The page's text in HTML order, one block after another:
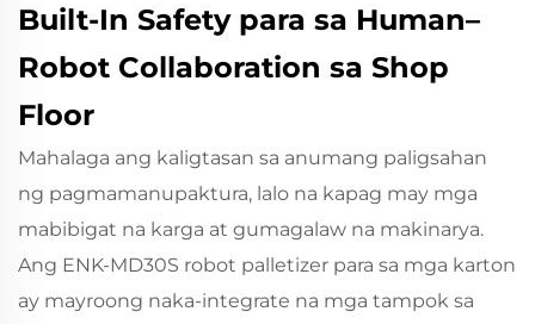
Built-In Safety para sa Human–
Robot Collaboration sa Shop
Floor
Mahalaga ang kaligtasan sa anumang paligsahan
ng pagmamanupaktura, lalo na kapag may mga
mabibigat na karga at gumagalaw na makinarya.
Ang ENK‑MD30S robot palletizer para sa mga karton
ay mayroong naka-integrate na mga tampok sa